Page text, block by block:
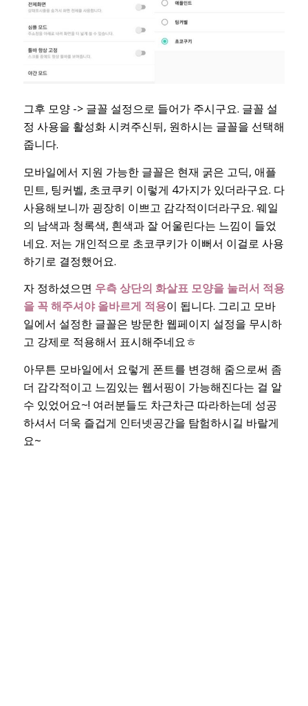
그후 모양 -> 글꼴 설정으로 들어가 주시구요. 글꼴 설
정 사용을 활성화 시켜주신뒤, 원하시는 글꼴을 선택해
줍니다.
모바일에서 지원 가능한 글꼴은 현재 굵은 고딕, 애플
민트, 팅커벨, 초코쿠키 이렇게 4가지가 있더라구요. 다
사용해보니까 굉장히 이쁘고 감각적이더라구요. 웨일
의 남색과 청록색, 흰색과 잘 어울린다는 느낌이 들었
네요. 저는 개인적으로 초코쿠키가 이뻐서 이걸로 사용
하기로 결정했어요.
자 정하셨으면 우측 상단의 화살표 모양을 눌러서 적용
을 꼭 해주셔야 올바르게 적용이 됩니다. 그리고 모바
일에서 설정한 글꼴은 방문한 웹페이지 설정을 무시하
고 강제로 적용해서 표시해주네요ㅎ
아무튼 모바일에서 요렇게 폰트를 변경해 줌으로써 좀
더 감각적이고 느낌있는 웹서핑이 가능해진다는 걸 알
수 있었어요~! 여러분들도 차근차근 따라하는데 성공
하셔서 더욱 즐겁게 인터넷공간을 탐험하시길 바랄게
요~